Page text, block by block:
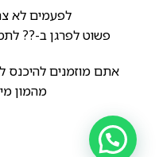
לפעמים לא
פשוט לפרגן ב-?? לתמונה של 2
אתם מוזמנים להיכנס
מהמון